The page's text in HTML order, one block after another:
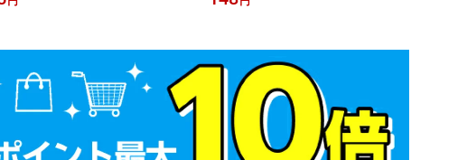
生地 クレンゼ 抗ウイルス 布 イ
クッション性 ニット生地 バッグ シー